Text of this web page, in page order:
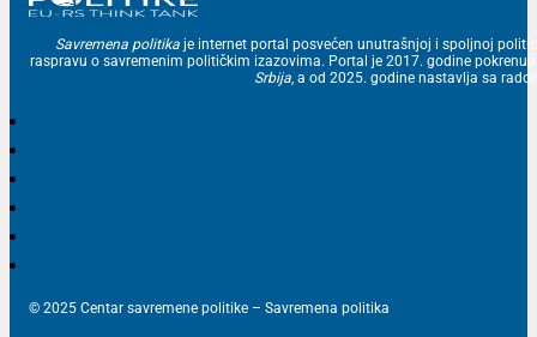
Savremena politika je internet portal posvećen unutrašnjoj i spoljnoj
raspravu o savremenim političkim izazovima. Portal je 2017. godine
Srbija , a od 2025. godine nastavlja sa
© 2025 Centar savremene politike – Savremena politika